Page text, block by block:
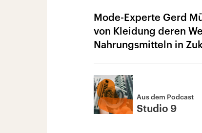
Mode-Experte Gerd
von Kleidung deren
Nahrungsmitteln in
Aus dem Podcast
Studio 9